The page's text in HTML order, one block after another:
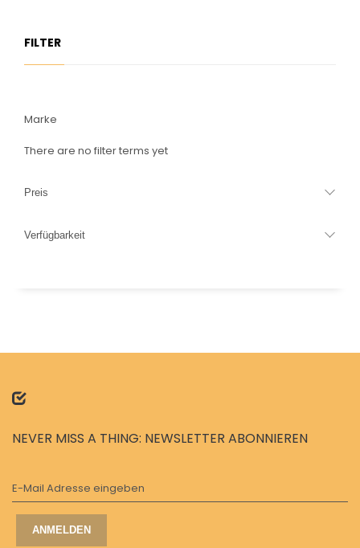
FILTER
Marke
There are no filter terms yet
Preis
Verfügbarkeit
NEVER MISS A THING: NEWSLETTER ABONNIEREN
E-Mail Adresse eingeben
ANMELDEN